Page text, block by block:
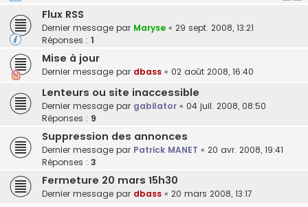
Flux RSS
Dernier message par Maryse « 29 sept. 2008, 13:21
Réponses : 1
Mise à jour
Dernier message par dbass « 02 août 2008, 16:40
Lenteurs ou site inaccessible
Dernier message par gabilator « 04 juil. 2008, 08:50
Réponses : 9
Suppression des annonces
Dernier message par Patrick MANET « 20 avr. 2008, 19:41
Réponses : 3
Fermeture 20 mars 15h30
Dernier message par dbass « 20 mars 2008, 13:17